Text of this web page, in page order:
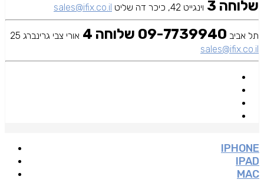
שלוחה 3
וינגייט 42, כיכר דה שליט sales@ifix.co.il
תל אביב 09-7739940 שלוחה 4
אורי צבי גרינברג 25
sales@ifix.co.il
IPHONE
IPAD
MAC